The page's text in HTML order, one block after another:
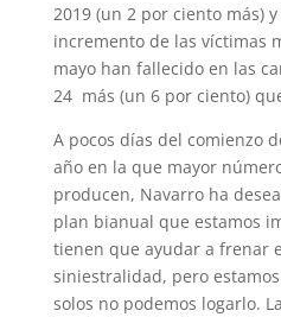
2019 (un 2 por ciento más)
incremento de las víctimas
mayo han fallecido en las
24 más (un 6 por ciento)
A pocos días del comienzo
año en la que mayor
producen, Navarro ha
plan bianual que estamos
tienen que ayudar a frenar
siniestralidad, pero
solos no podemos logarlo.